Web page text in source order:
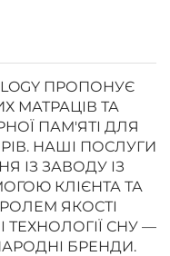
ПРОПОНУЄ
МАТРАЦІВ ТА
ПАМ'ЯТІ ДЛЯ
НАШІ ПОСЛУГИ
ІЗ ЗАВОДУ ІЗ
КЛІЄНТА ТА
ЯКОСТІ
ТЕХНОЛОГІЇ СНУ —
БРЕНДИ.